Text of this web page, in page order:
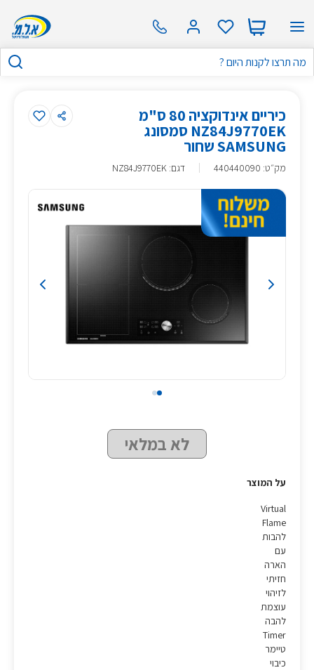
כיריים אינדוקציה 80 ס"מ
NZ84J9770EK סמסונג
SAMSUNG שחור
מק״ט:
440440090 דגם: NZ84J9770EK
לא במלאי
על המוצר
Virtual
Flame
להבות
עם
הארה
חזיתי
לזיהוי
עוצמת
להבה
Timer
טיימר
כיבוי